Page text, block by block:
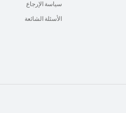
سياسة الإرجاع
الأسئلة الشائعة